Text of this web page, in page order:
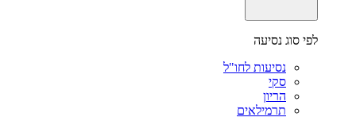
לפי סוג נסיעה
נסיעות לחו"ל
סקי
הריון
תרמילאים